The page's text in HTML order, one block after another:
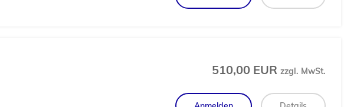
510,00 EUR zzgl. MwSt.